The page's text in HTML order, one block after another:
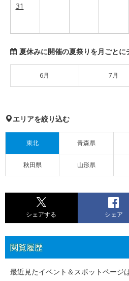
31
夏休みに開催の夏祭りを月ごとに
6月 7月
エリアを絞り込む
東北 青森県
秋田県 山形県
シェアする シェア
閲覧履歴
最近見たイベント＆スポットページ